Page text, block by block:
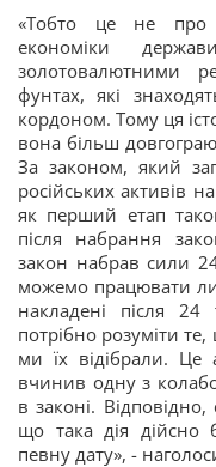
«Тобто це не про
економіки
золотовалютними
фунтах, які
кордоном. Тому ця
вона більш
За законом, який
російських активів
як перший етап
після набрання
закон набрав сили
можемо працювати
накладені після
потрібно розуміти
ми їх відібрали. Це
вчинив одну з
в законі.
що така дія
певну дату», -